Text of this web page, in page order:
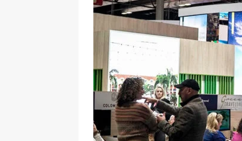
[ 5 de agosto de 2026 ] La
Espriella: tradición,